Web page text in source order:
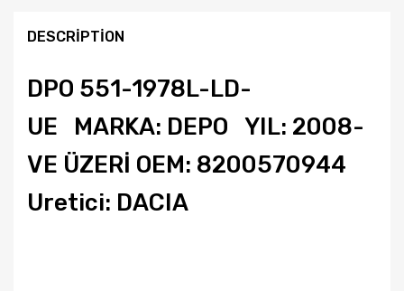
DESCRIPTION
DPO 551-1978L-LD-
UE MARKA: DEPO YIL: 2008-
VE ÜZERİ OEM: 8200570944
Uretici: DACIA